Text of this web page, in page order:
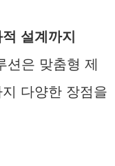
설계까지
은 맞춤형 제
다양한 장점을